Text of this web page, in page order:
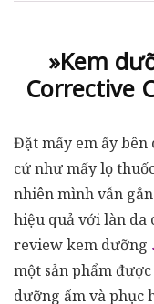
»Kem
Corrective
Đặt mấy em ấy
cứ như mấy lọ
nhiên mình vẫn
hiệu quả với làn da
review kem dưỡng
một sản phẩm
dưỡng ẩm và phục